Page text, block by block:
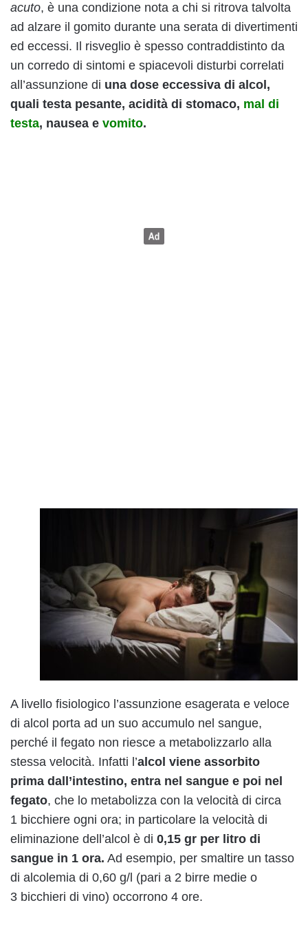
acuto, è una condizione nota a chi si ritrova talvolta
ad alzare il gomito durante una serata di divertimenti
ed eccessi. Il risveglio è spesso contraddistinto da
un corredo di sintomi e spiacevoli disturbi correlati
all’assunzione di una dose eccessiva di alcol,
quali testa pesante, acidità di stomaco, mal di
testa, nausea e vomito.
A livello fisiologico l’assunzione esagerata e veloce
di alcol porta ad un suo accumulo nel sangue,
perché il fegato non riesce a metabolizzarlo alla
stessa velocità. Infatti l’alcol viene assorbito
prima dall’intestino, entra nel sangue e poi nel
fegato, che lo metabolizza con la velocità di circa
1 bicchiere ogni ora; in particolare la velocità di
eliminazione dell’alcol è di 0,15 gr per litro di
sangue in 1 ora. Ad esempio, per smaltire un tasso
di alcolemia di 0,60 g/l (pari a 2 birre medie o
3 bicchieri di vino) occorrono 4 ore.